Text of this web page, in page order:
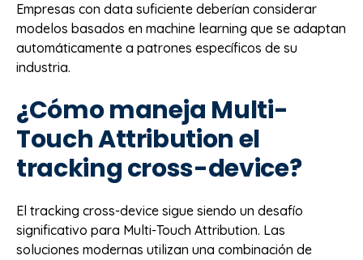
Empresas con data suficiente deberían considerar
modelos basados en machine learning que se adaptan
automáticamente a patrones específicos de su
industria.
¿Cómo maneja Multi-
Touch Attribution el
tracking cross-device?
El tracking cross-device sigue siendo un desafío
significativo para Multi-Touch Attribution. Las
soluciones modernas utilizan una combinación de